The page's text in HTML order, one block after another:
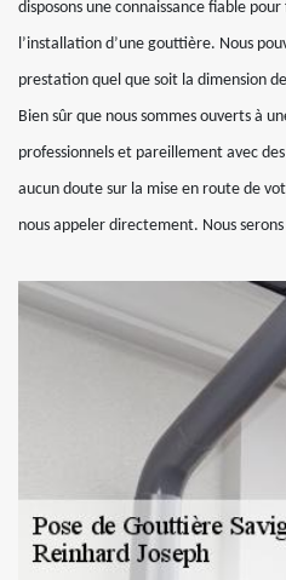
disposons une connaissance fiable
l’installation d’une gouttière. Nous
prestation quel que soit la dimension
Bien sûr que nous sommes ouverts à
professionnels et pareillement avec
aucun doute sur la mise en route de
nous appeler directement. Nous